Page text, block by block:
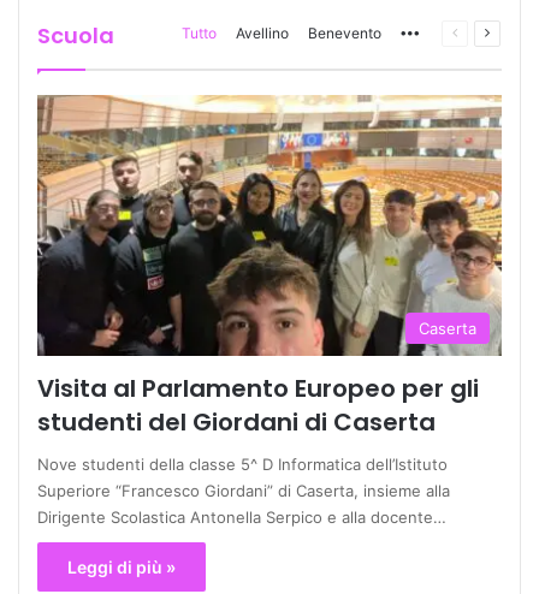
Scuola Tutto Avellino Benevento More Pagina
Caserta
Visita al Parlamento Europeo per gli
studenti del Giordani di Caserta
Nove studenti della classe 5^ D Informatica dell’Istituto
Superiore “Francesco Giordani” di Caserta, insieme alla
Dirigente Scolastica Antonella Serpico e alla docente…
Leggi di più »